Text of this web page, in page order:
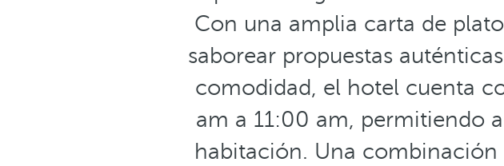
Con una amplia carta de
saborear propuestas
comodidad, el hotel cuenta
am a 11:00 am, permitiendo
habitación. Una